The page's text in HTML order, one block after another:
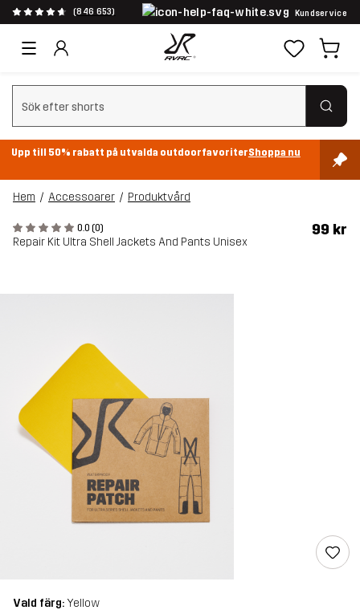
(846 653) Kundservice
Rensa sök
Upp till 50% rabatt på utvalda outdoorfavoriterShoppa nu
Hem Accessoarer Produktvård
0.0 (0)
Repair Kit Ultra Shell Jackets And Pants Unisex
99 kr
Vald färg: Yellow